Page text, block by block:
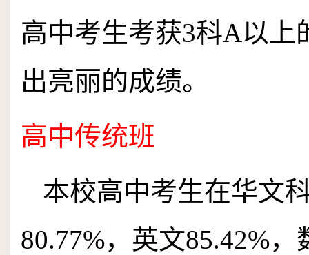
高中考生考获3科A以上
出亮丽的成绩。
高中传统班
本校高中考生在华文
80.77%，英文85.42%，